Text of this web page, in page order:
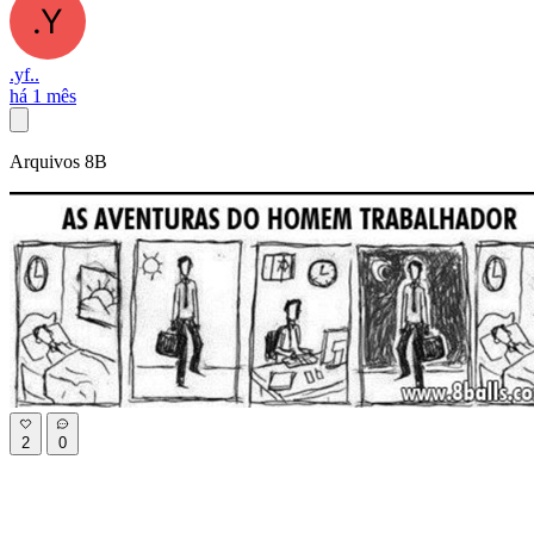
.yf..
há 1 mês
Arquivos 8B
2 0